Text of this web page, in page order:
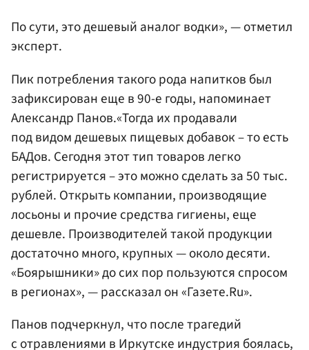
По сути, это дешевый аналог водки», — отметил
эксперт.
Пик потребления такого рода напитков был
зафиксирован еще в 90-е годы, напоминает
Александр Панов.«Тогда их продавали
под видом дешевых пищевых добавок – то есть
БАДов. Сегодня этот тип товаров легко
регистрируется – это можно сделать за 50 тыс.
рублей. Открыть компании, производящие
лосьоны и прочие средства гигиены, еще
дешевле. Производителей такой продукции
достаточно много, крупных — около десяти.
«Боярышники» до сих пор пользуются спросом
в регионах», — рассказал он «Газете.Ru».
Панов подчеркнул, что после трагедий
с отравлениями в Иркутске индустрия боялась,